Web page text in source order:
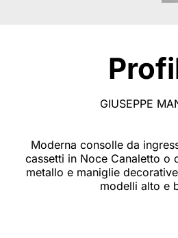
GIUSEPPE
Moderna consolle da
cassetti in Noce Canaletto o
metallo e maniglie
modelli alto e